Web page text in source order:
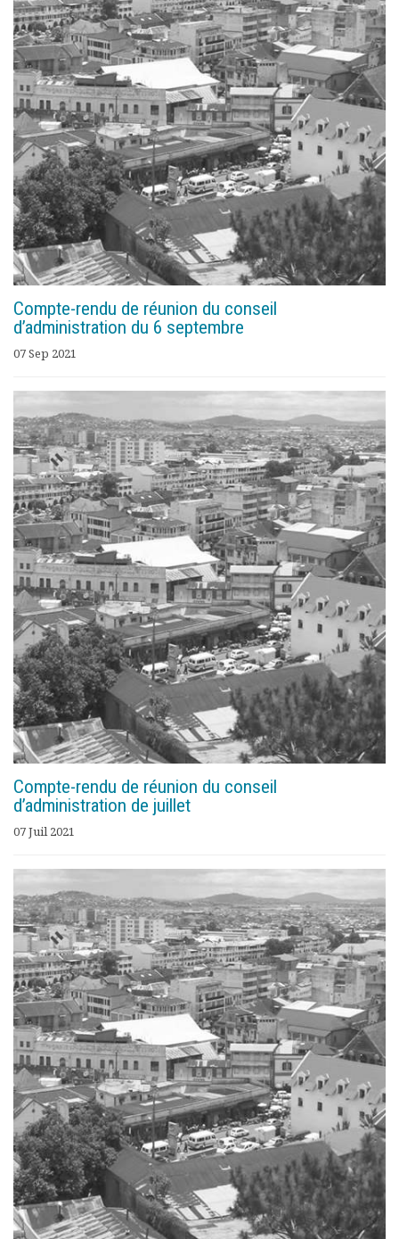
Compte-rendu de réunion du conseil
d’administration du 6 septembre
07 Sep 2021
Compte-rendu de réunion du conseil
d’administration de juillet
07 Juil 2021